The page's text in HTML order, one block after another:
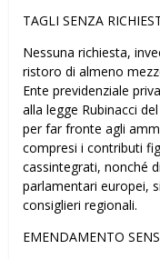
TAGLI SENZA
Nessuna richiesta,
ristoro di almeno
Ente previdenziale
alla legge Rubinacci
per far fronte agli
compresi i contributi
cassintegrati, nonché
parlamentari europei,
consiglieri
EMENDAMENTO